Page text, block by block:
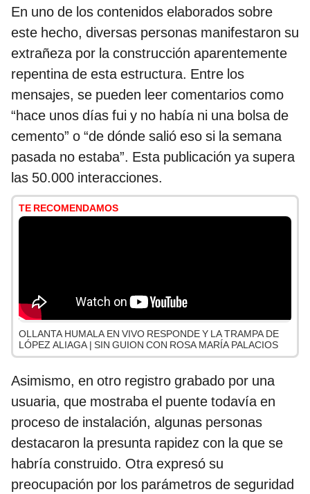
En uno de los contenidos elaborados sobre
este hecho, diversas personas manifestaron su
extrañeza por la construcción aparentemente
repentina de esta estructura. Entre los
mensajes, se pueden leer comentarios como
“hace unos días fui y no había ni una bolsa de
cemento” o “de dónde salió eso si la semana
pasada no estaba”. Esta publicación ya supera
las 50.000 interacciones.
TE RECOMENDAMOS
OLLANTA HUMALA EN VIVO RESPONDE Y LA TRAMPA DE
LÓPEZ ALIAGA | SIN GUION CON ROSA MARÍA PALACIOS
Asimismo, en otro registro grabado por una
usuaria, que mostraba el puente todavía en
proceso de instalación, algunas personas
destacaron la presunta rapidez con la que se
habría construido. Otra expresó su
preocupación por los parámetros de seguridad